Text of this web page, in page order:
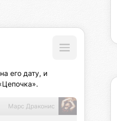
его дату, и
Марс Драконис